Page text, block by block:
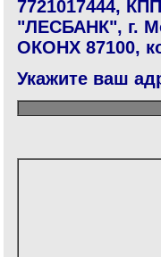
7721017444,
"ЛЕСБАНК", г.
ОКОНХ 87100,
Укажите ваш